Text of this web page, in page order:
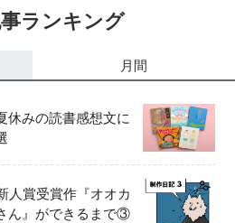
ランキング
月間
みの読書感想文に
人賞受賞作『オオカ
ん』ができるまで③